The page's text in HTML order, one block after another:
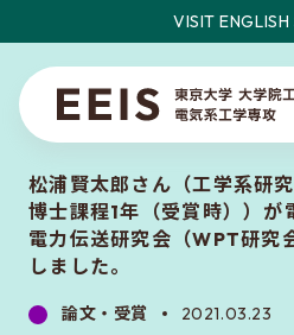
VISIT ENGLISH
EEISとは
松浦賢太郎さん（工学系
博士課程1年（受賞時））が
電力伝送研究会（WPT研究
しました。
論文・受賞 2021.03.23